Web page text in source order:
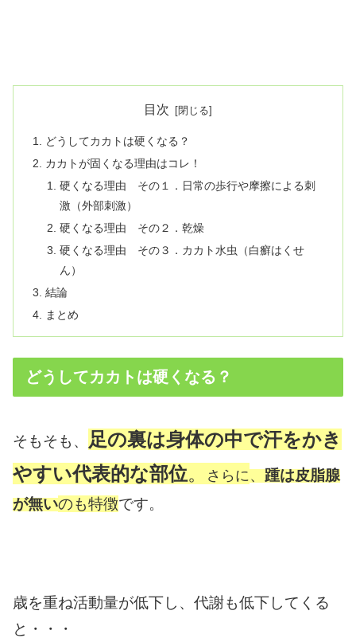
目次
どうしてカカトは硬くなる？
カカトが固くなる理由はコレ！
硬くなる理由 その１．日常の歩行や摩擦による刺
激（外部刺激）
硬くなる理由 その２．乾燥
硬くなる理由 その３．カカト水虫（白癬はくせ
ん）
結論
まとめ
どうしてカカトは硬くなる？
そもそも、 足の裏は身体の中で汗をかき
やすい代表的な部位。 さらに、 踵は皮脂腺
が無いのも特徴です。
歳を重ね活動量が低下し、代謝も低下してくる
と・・・